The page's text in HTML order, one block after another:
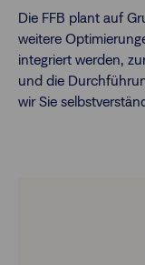
Die FFB plant auf
weitere
integriert werden,
und die
wir Sie